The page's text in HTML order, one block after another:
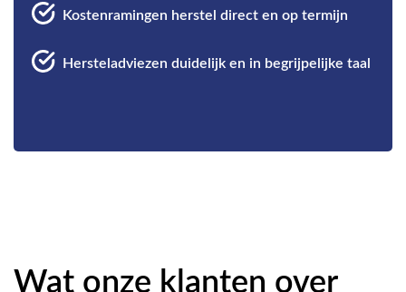
Kostenramingen herstel direct en op termijn
Hersteladviezen duidelijk en in begrijpelijke taal
Wat onze klanten over